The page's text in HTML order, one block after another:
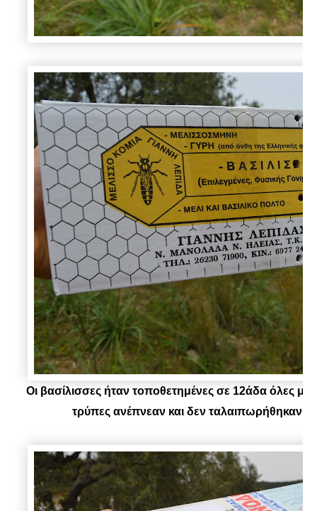
Οι βασίλισσες ήταν τοποθετημένες σε 12άδα όλες
τρύπες ανέπνεαν και δεν ταλαιπωρήθηκαν